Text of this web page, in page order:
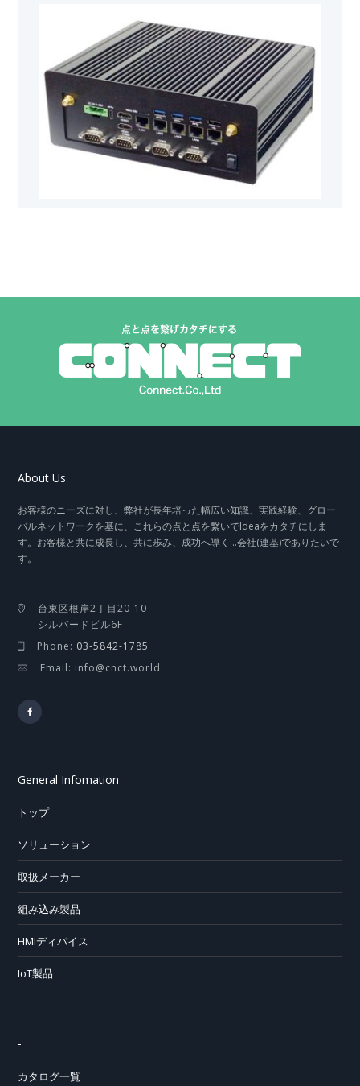
About Us
お客様のニーズに対し、弊社が長年培った幅広い知識、実践経験、グロー
バルネットワークを基に、これらの点と点を繋いでIdeaをカタチにしま
す。お客様と共に成長し、共に歩み、成功へ導く…会社(連基)でありたいで
す。
台東区根岸2丁目20-10
シルバードビル6F
Phone: 03-5842-1785
Email: info@cnct.world
General Infomation
トップ
ソリューション
取扱メーカー
組み込み製品
HMIディバイス
IoT製品
-
カタログ一覧